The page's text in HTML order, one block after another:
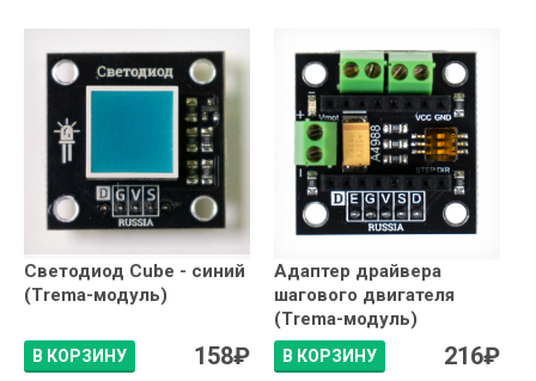
Светодиод Сube - синий
(Trema-модуль)
В КОРЗИНУ 158₽
Адаптер драйвера
шагового двигателя
(Trema-модуль)
В КОРЗИНУ 216₽